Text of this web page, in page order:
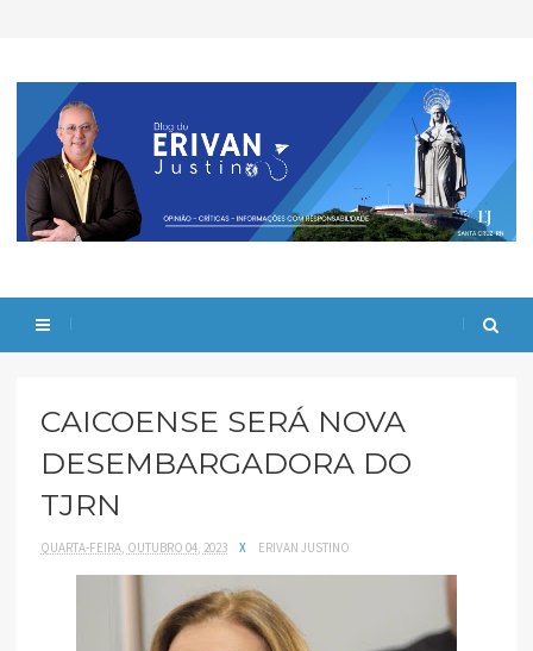
CAICOENSE SERÁ NOVA
DESEMBARGADORA DO
TJRN
QUARTA-FEIRA, OUTUBRO 04, 2023 X ERIVAN JUSTINO